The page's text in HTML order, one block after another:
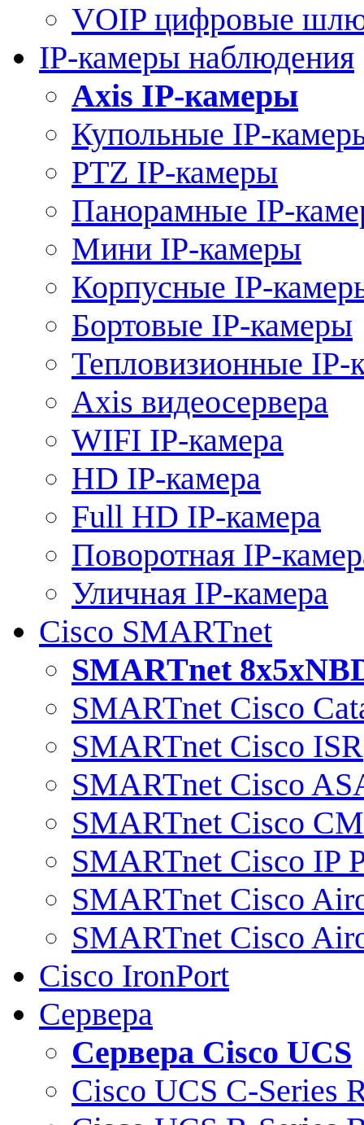
VOIP цифровые
IP-камеры наблюдения
Axis IP-камеры
Купольные IP-
PTZ IP-камеры
Панорамные IP-
Мини IP-камеры
Корпусные IP-
Бортовые IP-камеры
Тепловизионные IP-
Axis видеосервера
WIFI IP-камера
HD IP-камера
Full HD IP-камера
Поворотная IP-
Уличная IP-камера
Cisco SMARTnet
SMARTnet
SMARTnet Cisco
SMARTnet Cisco ISR
SMARTnet Cisco
SMARTnet Cisco
SMARTnet Cisco IP
SMARTnet Cisco
SMARTnet Cisco
Cisco IronPort
Сервера
Сервера Cisco UCS
Cisco UCS C-Series